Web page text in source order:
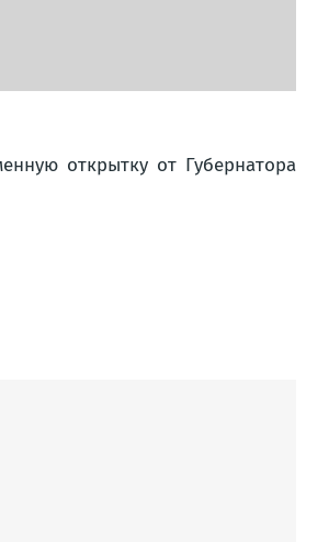
открытку от Губернатора